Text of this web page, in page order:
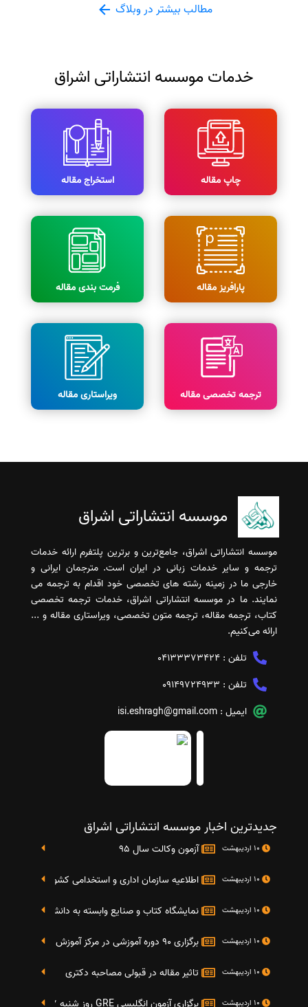
مطالب بیشتر در وبلاگ
خدمات موسسه انتشاراتی اشراق
چاپ مقاله استخراج مقاله
پارافریز مقاله فرمت بندی مقاله
ترجمه تخصصی مقاله ویراستاری مقاله
موسسه انتشاراتی اشراق
موسسه انتشاراتی اشراق، جامع‌ترین و برترین پلتفرم ارائه خدمات
ترجمه و سایر خدمات زبانی در ایران است. مترجمان ایرانی و
خارجی ما در زمینه رشته های تخصصی خود اقدام به ترجمه می
نمایند. ما در موسسه انتشاراتی اشراق، خدمات ترجمه تخصصی
کتاب، ترجمه مقاله، ترجمه متون تخصصی، ویراستاری مقاله و ...
ارائه می‌کنیم.
تلفن : 04133373424
تلفن : 09149724933
ایمیل : isi.eshragh@gmail.com
جدیدترین اخبار موسسه انتشاراتی اشراق
آزمون وکالت سال 95
اطلاعیه سازمان اداری و استخدامی کشور در خصوص
نمایشگاه کتاب و صنایع وابسته به دانشگاه صنعتی شریف 4 الی 8 مهر
برگزاری 90 دوره آموزشی در مرکز آموزش فرهنگی دانشگاه علامه
تاثیر مقاله در قبولی مصاحبه دکتری